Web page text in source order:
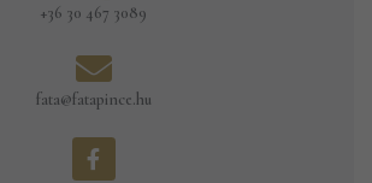
+36 30 467 3089
fata@fatapince.hu
F
a